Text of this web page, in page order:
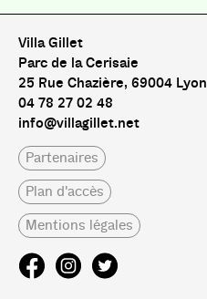
Villa Gillet
Parc de la Cerisaie
25 Rue Chazière, 69004 Lyon
04 78 27 02 48
info@villagillet.net
Partenaires
Plan d'accès
Mentions légales